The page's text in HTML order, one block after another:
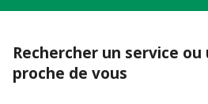
Rechercher un service ou
proche de vous